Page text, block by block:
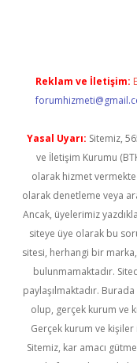
Reklam ve İletişim:
Yasal Uyarı: Sitemiz,
ve İletişim Kurumu
olarak hizmet
olarak denetleme veya
Ancak, üyelerimiz
siteye üye olarak bu
sitesi, herhangi bir
bulunmamaktadır.
paylaşılmaktadır.
olup, gerçek kurum ve
Gerçek kurum ve
Sitemiz, kar amacı